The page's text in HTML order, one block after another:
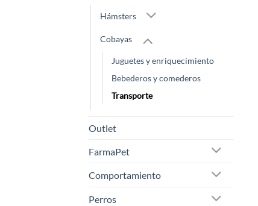
Hámsters
Cobayas
Juguetes y enriquecimiento
Bebederos y comederos
Transporte
Outlet
FarmaPet
Comportamiento
Perros